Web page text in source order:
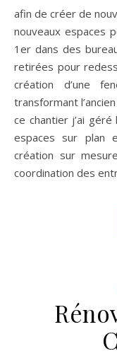
afin de créer de
nouveaux espaces
1er dans des
retirées pour
création d’une
transformant
ce chantier j’ai
espaces sur plan
création sur
coordination des